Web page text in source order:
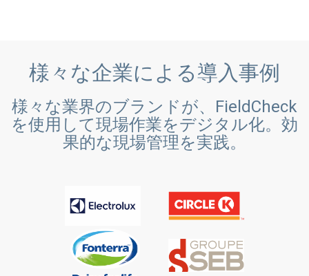
様々な企業による導入事例
様々な業界のブランドが、FieldCheck
を使用して現場作業をデジタル化。効
果的な現場管理を実践。